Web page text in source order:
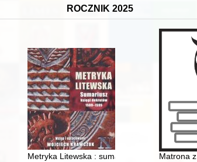
ROCZNIK 2025
Żebrowskiego ze Służewca
Metryka Litewska : sumariusz księgiMatrona